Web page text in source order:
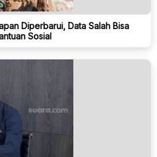
Diperbarui, Data Salah Bisa
Sosial